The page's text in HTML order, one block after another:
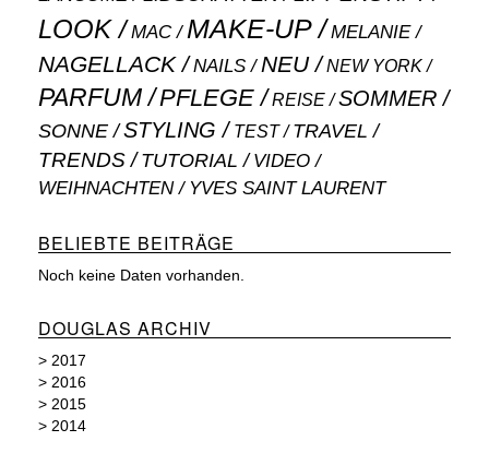
LOOK MAC MAKE-UP MELANIE
NAGELLACK NAILS NEU NEW YORK
PARFUM PFLEGE REISE SOMMER
SONNE STYLING TEST TRAVEL
TRENDS TUTORIAL VIDEO
WEIHNACHTEN YVES SAINT LAURENT
BELIEBTE BEITRÄGE
Noch keine Daten vorhanden.
DOUGLAS ARCHIV
> 2017
> 2016
> 2015
> 2014